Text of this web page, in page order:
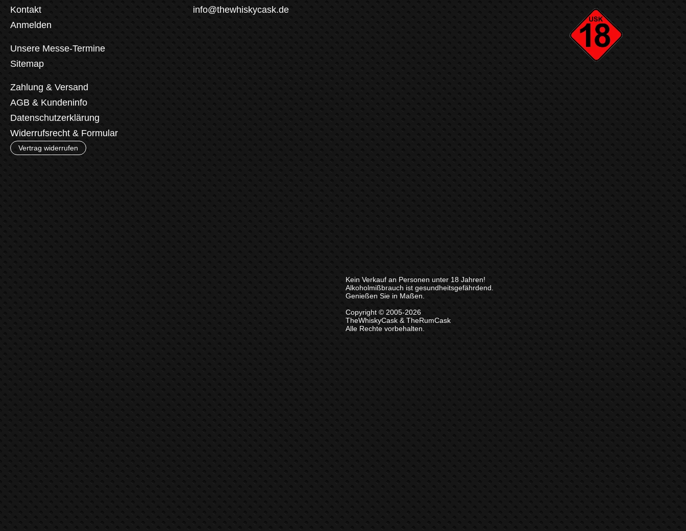
Kontakt
Anmelden
Unsere Messe-Termine
Sitemap
Zahlung & Versand
AGB & Kundeninfo
Datenschutzerklärung
Widerrufsrecht & Formular
Vertrag widerrufen
info@thewhiskycask.de
Kein Verkauf an Personen unter 18 Jahren!
Alkoholmißbrauch ist gesundheitsgefährdend.
Genießen Sie in Maßen.
Copyright © 2005-2026
TheWhiskyCask & TheRumCask
Alle Rechte vorbehalten.